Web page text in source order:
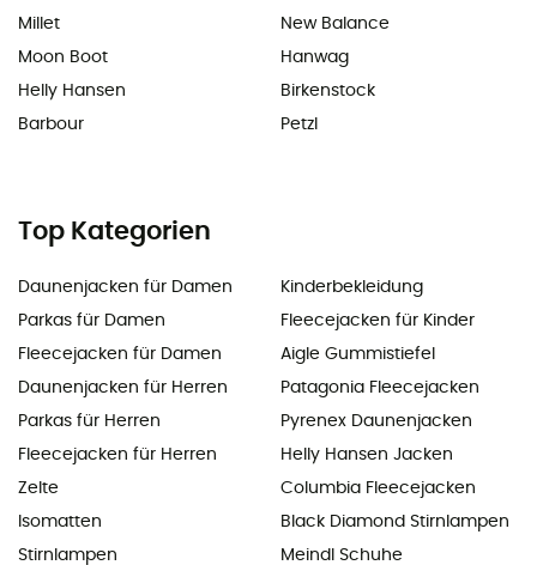
Millet
Moon Boot
Helly Hansen
Barbour
New Balance
Hanwag
Birkenstock
Petzl
Top Kategorien
Daunenjacken für Damen
Parkas für Damen
Fleecejacken für Damen
Daunenjacken für Herren
Parkas für Herren
Fleecejacken für Herren
Zelte
Isomatten
Stirnlampen
Kinderbekleidung
Fleecejacken für Kinder
Aigle Gummistiefel
Patagonia Fleecejacken
Pyrenex Daunenjacken
Helly Hansen Jacken
Columbia Fleecejacken
Black Diamond Stirnlampen
Meindl Schuhe